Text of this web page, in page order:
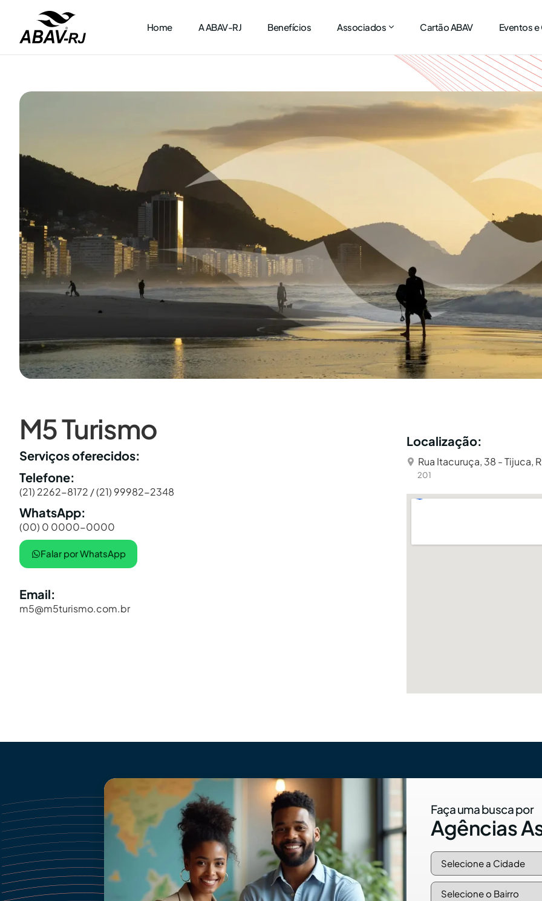
Home A ABAV-RJ Benefícios Associados Cartão ABAV Eventos
M5 Turismo
Serviços oferecidos:
Telefone:
(21) 2262-8172 / (21) 99982-2348
WhatsApp:
(00) 0 0000-0000
Falar por WhatsApp
Email:
m5@m5turismo.com.br
Localização:
Rua Itacuruça, 38 - Tijuca,
201
Faça uma busca por
Agências